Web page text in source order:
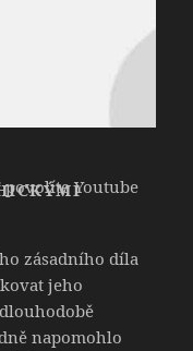
Youtube
zásadního díla
jeho
napomohlo